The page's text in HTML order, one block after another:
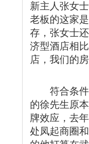
新主人张女
老板的这家
存，张女士
济型酒店相
店，我们的
符合条件
的徐先生原
牌效应，去
处凤起商圈